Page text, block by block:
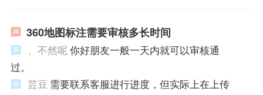
360地图标注需要审核多长时间
、不然呢你好朋友一般一天内就可以审核通
过。
芸豆 需要联系客服进行进度，但实际上在上传